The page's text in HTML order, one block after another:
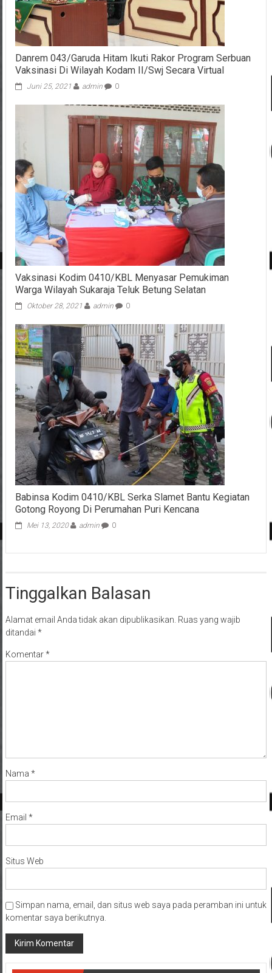
Danrem 043/Garuda Hitam Ikuti Rakor Program Serbuan
Vaksinasi Di Wilayah Kodam II/Swj Secara Virtual
Juni 25, 2021 admin 0
Vaksinasi Kodim 0410/KBL Menyasar Pemukiman
Warga Wilayah Sukaraja Teluk Betung Selatan
Oktober 28, 2021 admin 0
Babinsa Kodim 0410/KBL Serka Slamet Bantu Kegiatan
Gotong Royong Di Perumahan Puri Kencana
Mei 13, 2020 admin 0
Tinggalkan Balasan
Alamat email Anda tidak akan dipublikasikan. Ruas yang wajib
ditandai *
Komentar*
Nama *
Email *
Situs Web
Simpan nama, email, dan situs web saya pada peramban ini untuk
komentar saya berikutnya.